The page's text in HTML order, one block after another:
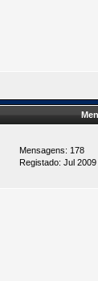
Mensagens: 178
Registado: Jul 2009